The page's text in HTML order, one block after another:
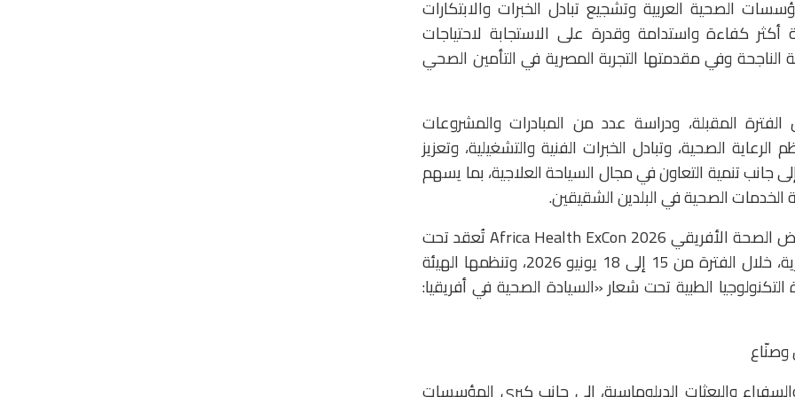
الصحية العربية وتشجيع تبادل الخبرات والابتكارات
كفاءة واستدامة وقدرة على الاستجابة لاحتياجات
الناجحة وفي مقدمتها التجربة المصرية في التأمين الصحي
المقبلة، ودراسة عدد من المبادرات والمشروعات
الصحية، وتبادل الخبرات الفنية والتشغيلية، وتعزيز
جانب تنمية التعاون في مجال السياحة العلاجية، بما يسهم
الصحية في البلدين الشقيقين.
وتجدر الإشارة إلى أن النسخة الخامسة من مؤتمر ومعرض الصحة الأفريقي Africa Health ExCon 2026 تُعقد تحت
رعاية فخامة الرئيس عبدالفتاح السيسي، رئيس الجمهورية، خلال الفترة من 15 إلى 18 يونيو 2026، وتنظمها الهيئة
الطبية تحت شعار «السيادة الصحية في أفريقيا:
وصنّاع
والبعثات الدبلوماسية، إلى جانب كبرى المؤسسات